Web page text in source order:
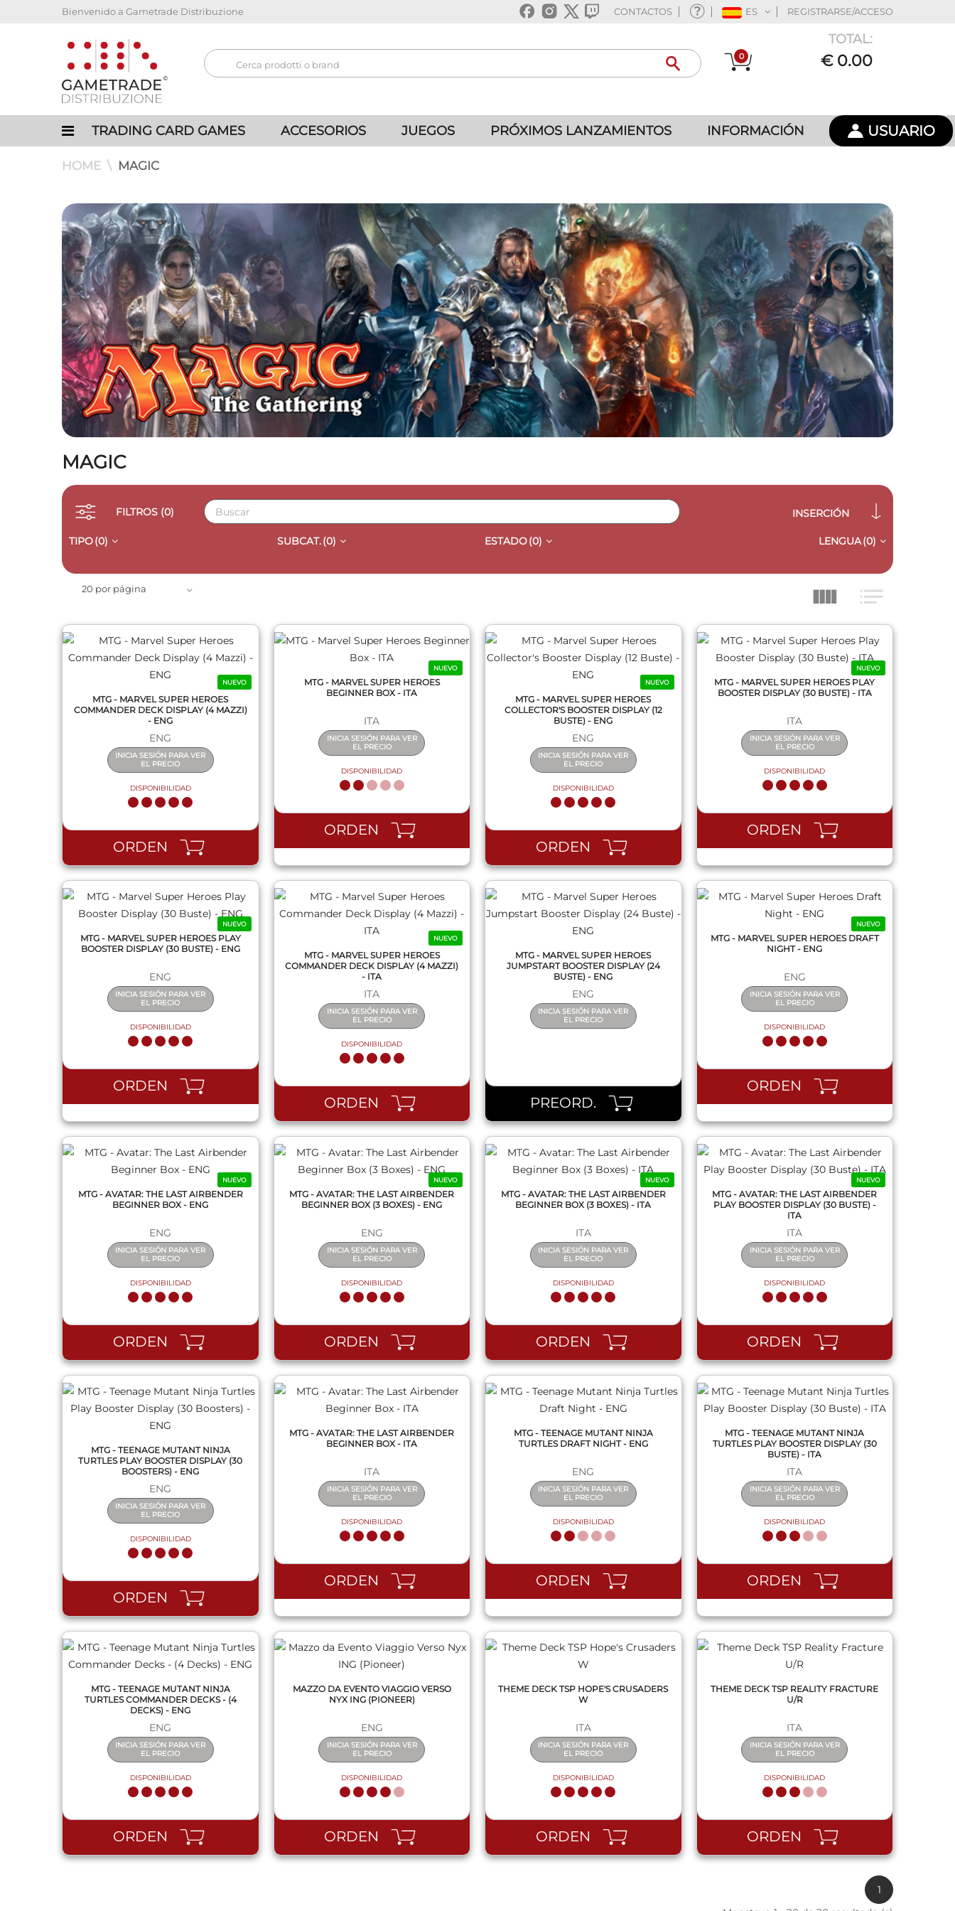
Bienvenido a Gametrade Distribuzione CONTACTOS ES REGISTRARSE/ACCESO
0
TOTAL:
€ 0.00
TRADING CARD GAMES ACCESORIOS JUEGOS PRÓXIMOS LANZAMIENTOS INFORMACIÓN USUARIO
HOME MAGIC
MAGIC
FILTROS (0) INSERCIÓN
TIPO(0) SUBCAT.(0) ESTADO(0) LENGUA(0)
20 por página
NUEVO
MTG - MARVEL SUPER HEROES
COMMANDER DECK DISPLAY (4 MAZZI)
- ENG
ENG
INICIA SESIÓN PARA VER
EL PRECIO
DISPONIBILIDAD
ORDEN
NUEVO
MTG - MARVEL SUPER HEROES
BEGINNER BOX - ITA
ITA
INICIA SESIÓN PARA VER
EL PRECIO
DISPONIBILIDAD
ORDEN
NUEVO
MTG - MARVEL SUPER HEROES
COLLECTOR'S BOOSTER DISPLAY (12
BUSTE) - ENG
ENG
INICIA SESIÓN PARA VER
EL PRECIO
DISPONIBILIDAD
ORDEN
NUEVO
MTG - MARVEL SUPER HEROES PLAY
BOOSTER DISPLAY (30 BUSTE) - ITA
ITA
INICIA SESIÓN PARA VER
EL PRECIO
DISPONIBILIDAD
ORDEN
NUEVO
QUICK VIEW
MTG - MARVEL SUPER HEROES PLAY
BOOSTER DISPLAY (30 BUSTE) - ENG
ENG
INICIA SESIÓN PARA VER
EL PRECIO
DISPONIBILIDAD
ORDEN
NUEVO
MTG - MARVEL SUPER HEROES
COMMANDER DECK DISPLAY (4 MAZZI)
- ITA
ITA
INICIA SESIÓN PARA VER
EL PRECIO
DISPONIBILIDAD
ORDEN
QUICK VIEW
MTG - MARVEL SUPER HEROES
JUMPSTART BOOSTER DISPLAY (24
BUSTE) - ENG
ENG
INICIA SESIÓN PARA VER
EL PRECIO
PREORD.
NUEVO
MTG - MARVEL SUPER HEROES DRAFT
NIGHT - ENG
ENG
INICIA SESIÓN PARA VER
EL PRECIO
DISPONIBILIDAD
ORDEN
NUEVO
MTG - AVATAR: THE LAST AIRBENDER
BEGINNER BOX - ENG
ENG
INICIA SESIÓN PARA VER
EL PRECIO
DISPONIBILIDAD
ORDEN
NUEVO
QUICK VIEW
MTG - AVATAR: THE LAST AIRBENDER
BEGINNER BOX (3 BOXES) - ENG
ENG
INICIA SESIÓN PARA VER
EL PRECIO
DISPONIBILIDAD
ORDEN
NUEVO
MTG - AVATAR: THE LAST AIRBENDER
BEGINNER BOX (3 BOXES) - ITA
ITA
INICIA SESIÓN PARA VER
EL PRECIO
DISPONIBILIDAD
ORDEN
NUEVO
MTG - AVATAR: THE LAST AIRBENDER
PLAY BOOSTER DISPLAY (30 BUSTE) -
ITA
ITA
INICIA SESIÓN PARA VER
EL PRECIO
DISPONIBILIDAD
ORDEN
QUICK VIEW
MTG - TEENAGE MUTANT NINJA
TURTLES PLAY BOOSTER DISPLAY (30
BOOSTERS) - ENG
ENG
INICIA SESIÓN PARA VER
EL PRECIO
DISPONIBILIDAD
ORDEN
QUICK VIEW
MTG - AVATAR: THE LAST AIRBENDER
BEGINNER BOX - ITA
ITA
INICIA SESIÓN PARA VER
EL PRECIO
DISPONIBILIDAD
ORDEN
QUICK VIEW
MTG - TEENAGE MUTANT NINJA
TURTLES DRAFT NIGHT - ENG
ENG
INICIA SESIÓN PARA VER
EL PRECIO
DISPONIBILIDAD
ORDEN
QUICK VIEW
MTG - TEENAGE MUTANT NINJA
TURTLES PLAY BOOSTER DISPLAY (30
BUSTE) - ITA
ITA
INICIA SESIÓN PARA VER
EL PRECIO
DISPONIBILIDAD
ORDEN
QUICK VIEW
MTG - TEENAGE MUTANT NINJA
TURTLES COMMANDER DECKS - (4
DECKS) - ENG
ENG
INICIA SESIÓN PARA VER
EL PRECIO
DISPONIBILIDAD
ORDEN
MAZZO DA EVENTO VIAGGIO VERSO
NYX ING (PIONEER)
ENG
INICIA SESIÓN PARA VER
EL PRECIO
DISPONIBILIDAD
ORDEN
THEME DECK TSP HOPE'S CRUSADERS
W
ITA
INICIA SESIÓN PARA VER
EL PRECIO
DISPONIBILIDAD
ORDEN
THEME DECK TSP REALITY FRACTURE
U/R
ITA
INICIA SESIÓN PARA VER
EL PRECIO
DISPONIBILIDAD
ORDEN
1